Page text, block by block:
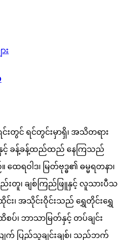
း
ရင်းတွင် ရင်တွင်းမှာရှိ၊ အသိတရား
င့် ခန့်ခန့်ထည်ထည် နေကြသည်
ထေရဝါဒ၊ မြတ်ဗုဒ္ဓ၏ ဓမ္မရတနာ၊
းတူ၊ ချစ်ကြည်ဖြူနှင့် လူသားပီသ
ထိုင်း၊ အသိုင်းဝိုင်းသည် ရွှေတိုင်းရွှေ
စပ်၊ ဘာသာမြတ်နှင့် တပ်ချင်း
ပြည်သူချင်းချစ်၊ သည်ဘက်